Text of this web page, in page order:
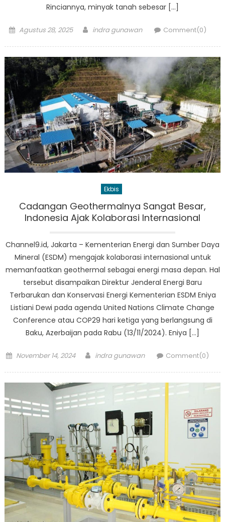
Rinciannya, minyak tanah sebesar […]
Posted
Agustus 28, 2025 Author
indra gunawan Comment(0)
Ekbis
Cadangan Geothermalnya Sangat Besar,
Indonesia Ajak Kolaborasi Internasional
Channel9.id, Jakarta – Kementerian Energi dan Sumber Daya
Mineral (ESDM) mengajak kolaborasi internasional untuk
memanfaatkan geothermal sebagai energi masa depan. Hal
tersebut disampaikan Direktur Jenderal Energi Baru
Terbarukan dan Konservasi Energi Kementerian ESDM Eniya
Listiani Dewi pada agenda United Nations Climate Change
Conference atau COP29 hari ketiga yang berlangsung di
Baku, Azerbaijan pada Rabu (13/11/2024). Eniya […]
Posted
November 14, 2024 Author
indra gunawan Comment(0)